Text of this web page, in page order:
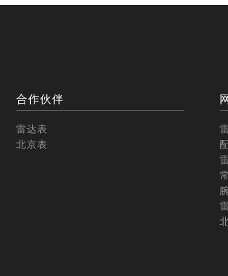
合作伙伴
雷达表
北京表